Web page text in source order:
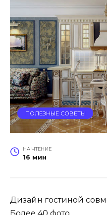
ПОЛЕЗНЫЕ СОВЕТЫ
НА ЧТЕНИЕ
16 мин
Дизайн гостиной
Более 40 фото